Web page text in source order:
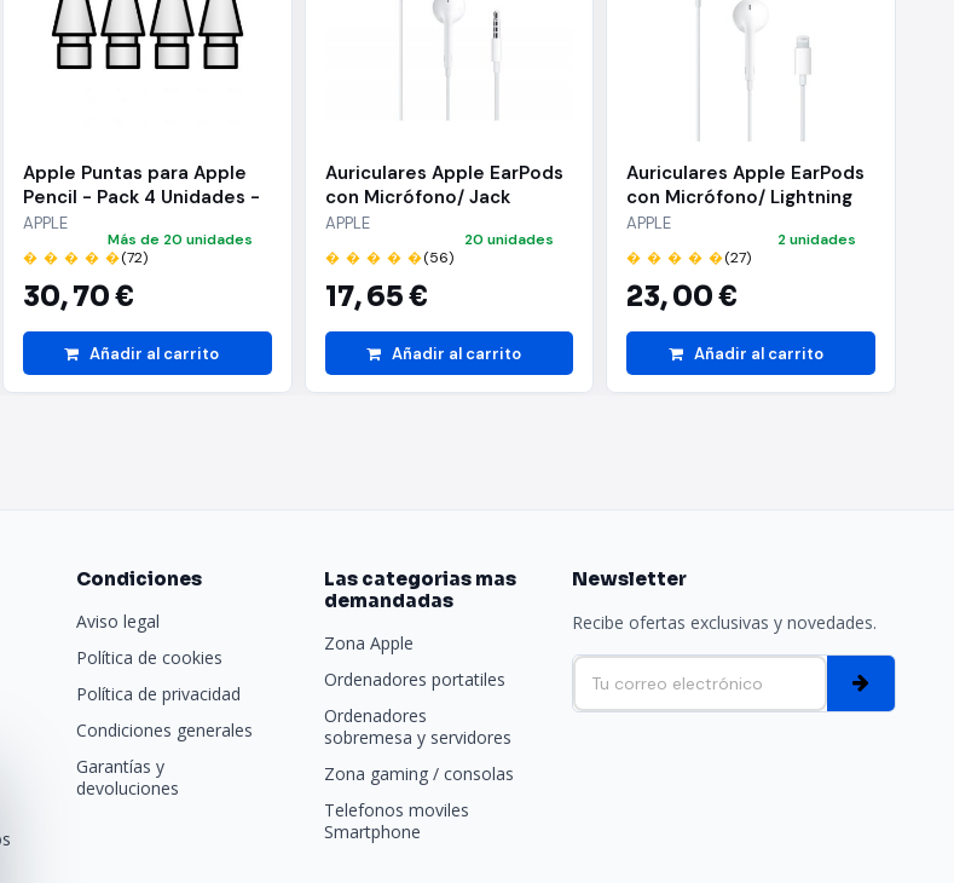
Apple Puntas para Apple
Pencil - Pack 4 Unidades -
MX763ZM/A
APPLE
� � � � �(72)
30,70 €
Más de 20 unidades
Añadir al carrito
Auriculares Apple EarPods
con Micrófono/ Jack
3.5mm
APPLE
� � � � �(56)
17,65 €
20 unidades
Añadir al carrito
Auriculares Apple EarPods
con Micrófono/ Lightning
APPLE
� � � � �(27)
23,00 €
2 unidades
Añadir al carrito
Condiciones
Aviso legal
Política de cookies
Política de privacidad
Condiciones generales
Garantías y
devoluciones
Las categorias mas
demandadas
Zona Apple
Ordenadores portatiles
Ordenadores
sobremesa y servidores
Zona gaming / consolas
Telefonos moviles
Smartphone
Newsletter
Recibe ofertas exclusivas y novedades.